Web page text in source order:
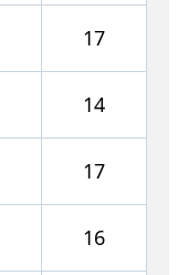
17
14
17
16